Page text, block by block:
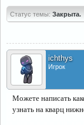
Статус темы: Закрыта.
ichthys
Игрок
Можете написать
узнать на кварц